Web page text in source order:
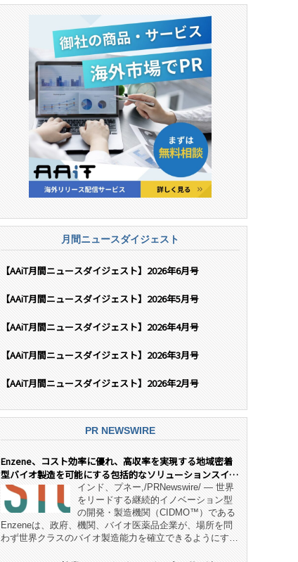
月間ニュースダイジェスト
【AAiT月間ニュースダイジェスト】2026年6月号
【AAiT月間ニュースダイジェスト】2026年5月号
【AAiT月間ニュースダイジェスト】2026年4月号
【AAiT月間ニュースダイジェスト】2026年3月号
【AAiT月間ニュースダイジェスト】2026年2月号
PR NEWSWIRE
Enzene、コスト効率に優れ、高収率を実現する地域密着
型バイオ製造を可能にする包括的なソリューションスイー
ト「NeX™」 をリリースインド、プネー,/PRNewswire/ — 世界
をリードする継続的イノベーション型
の開発・製造機関（CIDMO™）である
Enzeneは、政府、機関、バイオ医薬品企業が、場所を問
わず世界クラスのバイオ製造能力を確立できるようにす